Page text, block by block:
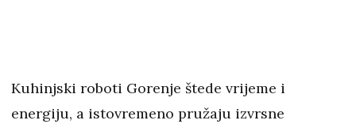
Kuhinjski roboti Gorenje štede vrijeme i
energiju, a istovremeno pružaju izvrsne